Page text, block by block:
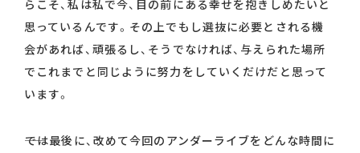
らこそ、私は私で今、目の前にある幸せを抱きしめたいと
思っているんです。その上でもし選抜に必要とされる機
会があれば、頑張るし、そうでなければ、与えられた場所
でこれまでと同じように努力をしていくだけだと思って
います。
――では最後に、改めて今回のアンダーライブをどんな時間に